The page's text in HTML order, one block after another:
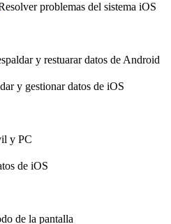
problemas del sistema iOS
y restuarar datos de Android
y gestionar datos de iOS
y PC
de iOS
de la pantalla